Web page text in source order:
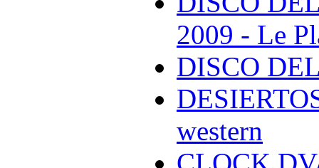
2009 - Le
DISCO
western